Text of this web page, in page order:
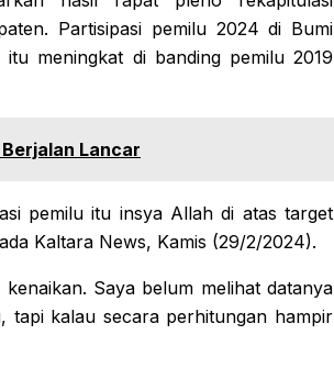
Partisipasi pemilu 2024 di Bumi
meningkat di banding pemilu 2019
Lancar
pemilu itu insya Allah di atas target
Kaltara News, Kamis (29/2/2024).
Saya belum melihat datanya
tapi kalau secara perhitungan hampir